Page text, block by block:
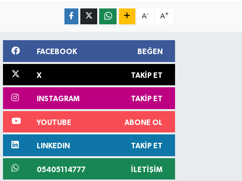
A- A+
FACEBOOK BEĞEN
X TAKIP ET
INSTAGRAM TAKIP ET
YOUTUBE ABONE OL
LINKEDIN TAKIP ET
05405114777 İLETIŞIM